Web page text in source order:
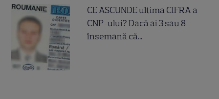
CE ASCUNDE ultima CIFRA a
CNP-ului? Dacă ai 3 sau 8
însemană că...